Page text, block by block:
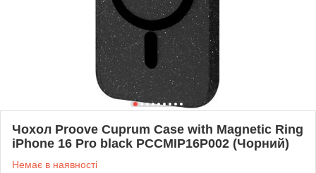
Чохол Proove Cuprum Case with Magnetic Ring
iPhone 16 Pro black PCCMIP16P002 (Чорний)
Немає в наявності